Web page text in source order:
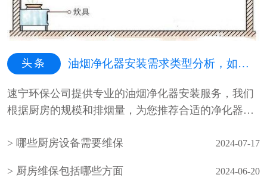
头条 油烟净化器安装需求类型分析，如何选择适合的油烟净化器安装类型
速宁环保公司提供专业的油烟净化器安装服务，我们
根据厨房的规模和排烟量，为您推荐合适的净化器类
哪些厨房设备需要维保
2024-07-17
厨房维保包括哪些方面 2024-06-20